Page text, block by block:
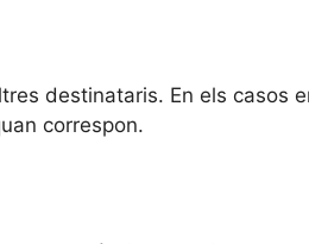
destinataris. En els casos
correspon.